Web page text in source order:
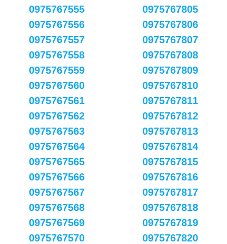
0975767555
0975767556
0975767557
0975767558
0975767559
0975767560
0975767561
0975767562
0975767563
0975767564
0975767565
0975767566
0975767567
0975767568
0975767569
0975767570
0975767805
0975767806
0975767807
0975767808
0975767809
0975767810
0975767811
0975767812
0975767813
0975767814
0975767815
0975767816
0975767817
0975767818
0975767819
0975767820